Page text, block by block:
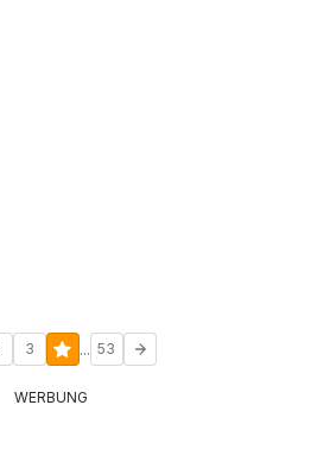
3 ... 53
WERBUNG